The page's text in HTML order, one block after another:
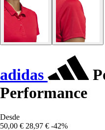
adidas
Performance
Desde
50,00 € 28,97 € -42%